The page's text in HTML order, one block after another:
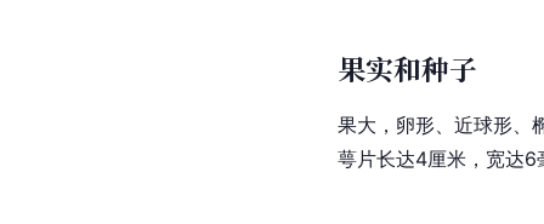
果实和种子
果大，卵形、近球形、
萼片长达4厘米，宽达